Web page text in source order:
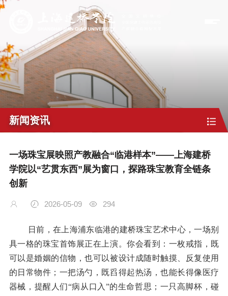
新闻资讯
一场珠宝展映照产教融合“临港样本”——上海建桥
学院以“艺贯东西”展为窗口，探路珠宝教育全链条
创新
2026-05-09 294
日前，在上海浦东临港的建桥珠宝艺术中心，一场别
具一格的珠宝首饰展正在上演。你会看到：一枚戒指，既
可以是婚姻的信物，也可以被设计成随时触摸、反复使用
的日常物件；一把汤勺，既舀得起热汤，也能长得像医疗
器械，提醒人们“病从口入 ”的生命哲思；一只高脚杯，碰